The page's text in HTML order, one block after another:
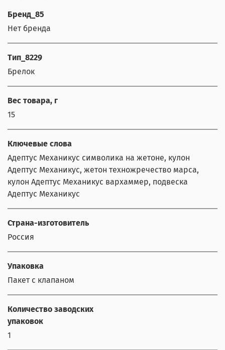
Бренд_85
Нет бренда
Тип_8229
Брелок
Вес товара, г
15
Ключевые слова
Адептус Механикус символика на жетоне, кулон
Адептус Механикус, жетон техножречество марса,
кулон Адептус Механикус вархаммер, подвеска
Адептус Механикус
Страна-изготовитель
Россия
Упаковка
Пакет с клапаном
Количество заводских
упаковок
1